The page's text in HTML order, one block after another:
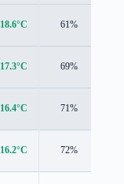
18.6°C 61%
17.3°C 69%
16.4°C 71%
16.2°C 72%